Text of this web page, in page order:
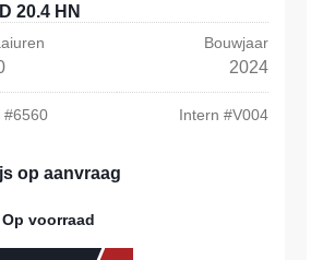
20.4 HN
Bouwjaar
2024
#6560 Intern #V004
op aanvraag
Op voorraad